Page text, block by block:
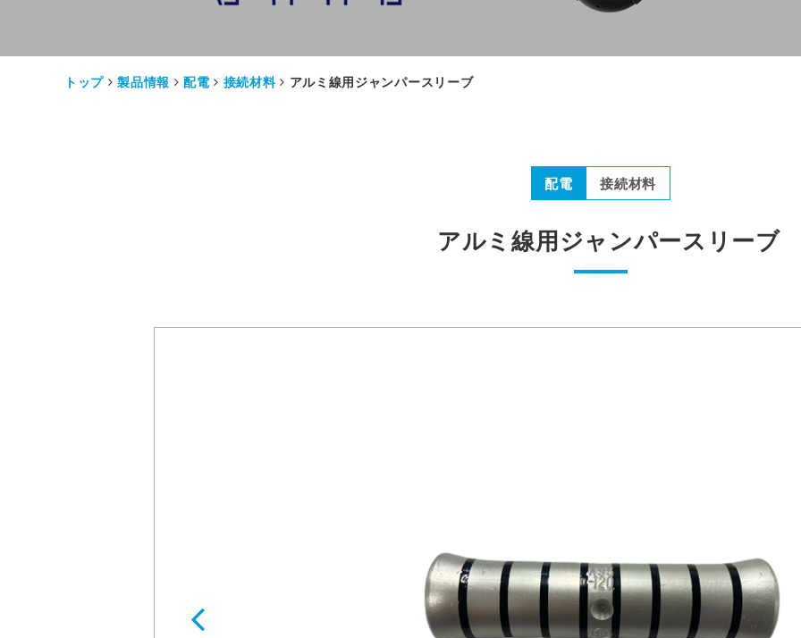
トップ 製品情報 配電 接続材料 アルミ線用ジャンパースリーブ
配電 接続材料
アルミ線用ジャンパースリーブ